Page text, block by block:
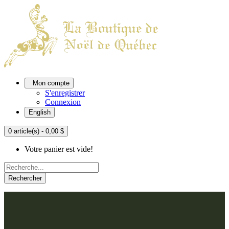
Mon compte
S'enregistrer
Connexion
English
0 article(s) - 0,00 $
Votre panier est vide!
Rechercher